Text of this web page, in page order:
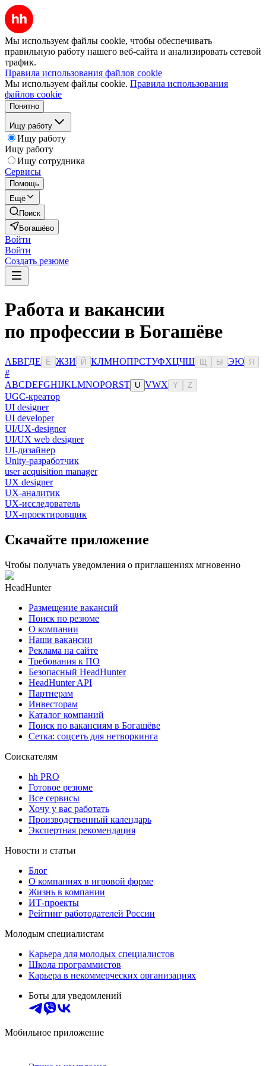
Мы используем файлы cookie, чтобы обеспечивать
правильную работу нашего веб-сайта и анализировать сетевой
трафик.
Правила использования файлов cookie
Мы используем файлы cookie. Правила использования
файлов cookie
Понятно
Ищу работу
Ищу работу
Ищу работу
Ищу сотрудника
Сервисы
Помощь
Ещё
Поиск
Богашёво
Войти
Войти
Создать резюме
Работа и вакансии
по профессии в Богашёве
АБВГДЕ Ё ЖЗИ Й КЛМНОПРСТУФХЦЧШ Ы ЭЮ Я
#
ABCDEFGHIJKLMNOPQRST U VWX Y Z
UGC-креатор
UI designer
UI developer
UI/UX-designer
UI/UX web designer
UI-дизайнер
Unity-разработчик
user acquisition manager
UX designer
UX-аналитик
UX-исследователь
UX-проектировщик
Скачайте приложение
Чтобы получать уведомления о приглашениях мгновенно
HeadHunter
Размещение вакансий
Поиск по резюме
О компании
Наши вакансии
Реклама на сайте
Требования к ПО
Безопасный HeadHunter
HeadHunter API
Партнерам
Инвесторам
Каталог компаний
Поиск по вакансиям в Богашёве
Сетка: соцсеть для нетворкинга
Соискателям
hh PRO
Готовое резюме
Все сервисы
Хочу у вас работать
Производственный календарь
Экспертная рекомендация
Новости и статьи
Блог
О компаниях в игровой форме
Жизнь в компании
ИТ-проекты
Рейтинг работодателей России
Молодым специалистам
Карьера для молодых специалистов
Школа программистов
Карьера в некоммерческих организациях
Боты для уведомлений
Мобильное приложение